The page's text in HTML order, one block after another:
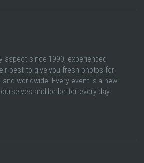
aspect since 1990, experienced
best to give you fresh photos for
worldwide. Every event is a new
and be better every day.